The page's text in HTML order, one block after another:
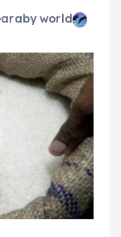
araby world